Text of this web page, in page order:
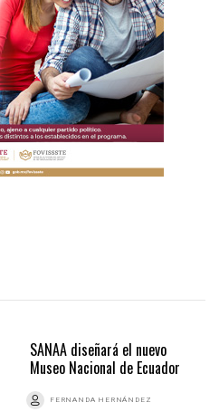
SANAA diseñará el nuevo
Museo Nacional de Ecuador
FERNANDA HERNÁNDEZ